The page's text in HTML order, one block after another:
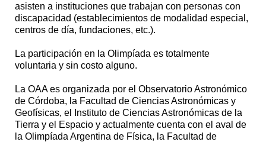
asisten a instituciones que trabajan con personas con
discapacidad (establecimientos de modalidad especial,
centros de día, fundaciones, etc.).
La participación en la Olimpíada es totalmente
voluntaria y sin costo alguno.
La OAA es organizada por el Observatorio Astronómico
de Córdoba, la Facultad de Ciencias Astronómicas y
Geofísicas, el Instituto de Ciencias Astronómicas de la
Tierra y el Espacio y actualmente cuenta con el aval de
la Olimpíada Argentina de Física, la Facultad de